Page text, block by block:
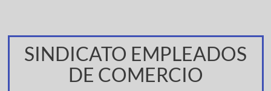
SINDICATO EMPLEADOS
DE COMERCIO